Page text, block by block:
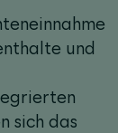
und
sich das